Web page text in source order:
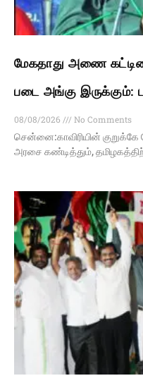
மேகதாது அணை
படை அங்கு இருக்கும்:
08/08/2026
No Comments
சென்னை:காவிரியின்
அரசை கண்டித்தும்,